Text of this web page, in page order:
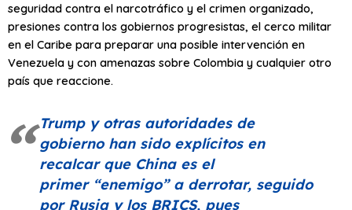
seguridad contra el narcotráfico y el crimen organizado,
presiones contra los gobiernos progresistas, el cerco militar
en el Caribe para preparar una posible intervención en
Venezuela y con amenazas sobre Colombia y cualquier otro
país que reaccione.
Trump y otras autoridades de
gobierno han sido explícitos en
recalcar que China es el
primer “enemigo”a derrotar, seguido
por Rusia y los BRICS, pues